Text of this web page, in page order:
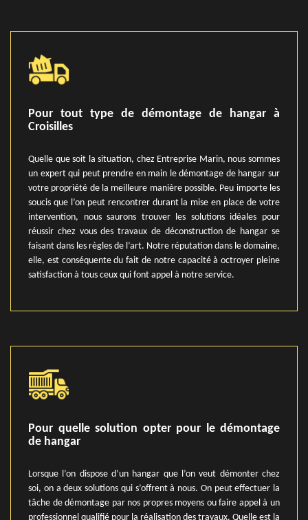
Pour tout type de démontage de hangar à
Croisilles
Quelle que soit la situation, chez Entreprise Marin, nous sommes
un expert qui peut prendre en main le démontage de hangar sur
votre propriété de la meilleure manière possible. Peu importe les
soucis que l’on peut rencontrer durant la mise en place de votre
intervention, nous saurons trouver les solutions idéales pour
réussir chez vous des travaux de déconstruction de hangar se
faisant dans les règles de l’art. Notre réputation dans le domaine,
elle, est conséquente du fait de notre capacité à octroyer pleine
satisfaction à tous ceux qui font appel à notre service.
Pour quelle solution opter pour le démontage
de hangar
Lorsque l’on dispose d’un hangar que l’on veut démonter chez
soi, on a deux solutions qui s’offrent à nous. On peut effectuer la
tâche de démontage par nos propres moyens ou faire appel à un
professionnel qualifié pour la réalisation des travaux. Quelle est la